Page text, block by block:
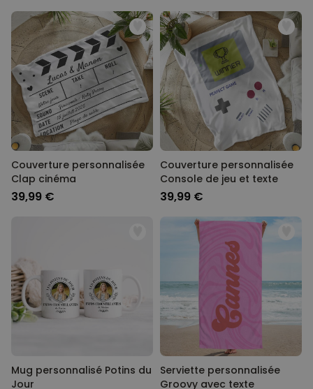
Couverture personnalisée
Clap cinéma
39,99 €
Couverture personnalisée
Console de jeu et texte
39,99 €
Mug personnalisé Potins du
Jour
Serviette personnalisée
Groovy avec texte